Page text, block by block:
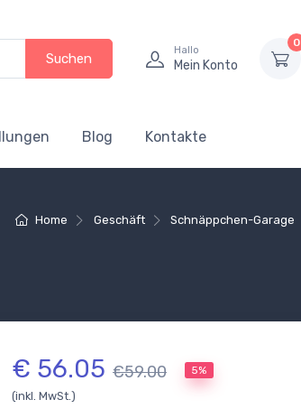
Suchen
Hallo
Mein Konto
0
Blog Kontakte
Home Geschäft Schnäppchen-Garage
€ 56.05 €59.00 5%
(inkl. MwSt.)